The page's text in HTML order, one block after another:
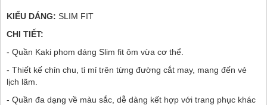
KIỂU DÁNG: SLIM FIT
CHI TIẾT:
- Quần Kaki phom dáng Slim fit ôm vừa cơ thể.
- Thiết kế chỉn chu, tỉ mỉ trên từng đường cắt may, mang đến vẻ
lịch lãm.
- Quần đa dạng về màu sắc, dễ dàng kết hợp với trang phục khác